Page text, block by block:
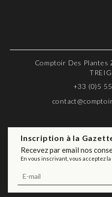
Comptoir Des Plantes
+33 (0)5
Inscription à la
Recevez par email nos
En vous inscrivant, vous acceptez la